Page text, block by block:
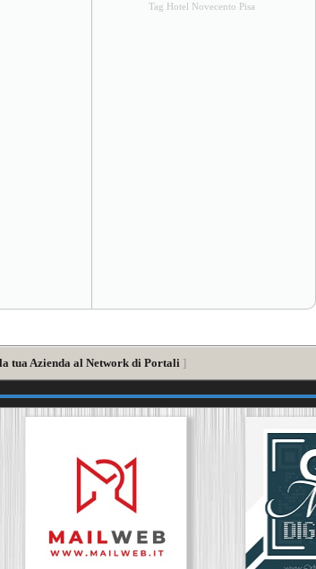
Tag Hotel Novecento Pisa
tua Azienda al Network di Portali ]